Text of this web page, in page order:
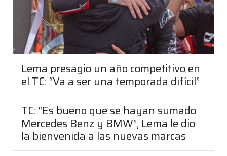
Lema presagio un año competitivo en
el TC: “Va a ser una temporada difícil”
TC: “Es bueno que se hayan sumado
Mercedes Benz y BMW”, Lema le dio
la bienvenida a las nuevas marcas